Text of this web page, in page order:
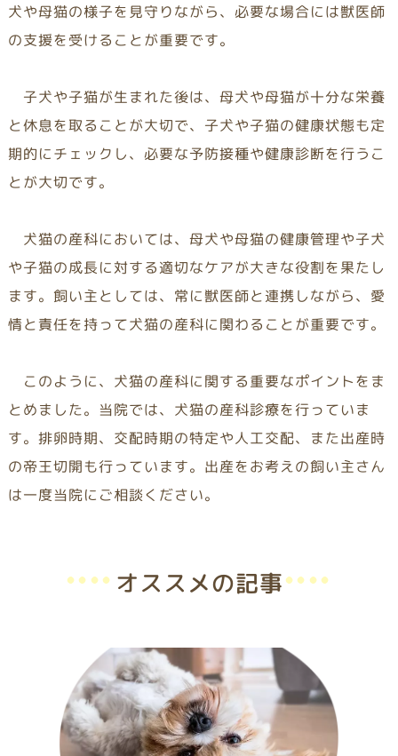
犬や母猫の様子を見守りながら、必要な場合には獣医師
の支援を受けることが重要です。
子犬や子猫が生まれた後は、母犬や母猫が十分な栄養
と休息を取ることが大切で、子犬や子猫の健康状態も定
期的にチェックし、必要な予防接種や健康診断を行うこ
とが大切です。
犬猫の産科においては、母犬や母猫の健康管理や子犬
や子猫の成長に対する適切なケアが大きな役割を果たし
ます。飼い主としては、常に獣医師と連携しながら、愛
情と責任を持って犬猫の産科に関わることが重要です。
このように、犬猫の産科に関する重要なポイントをま
とめました。当院では、犬猫の産科診療を行っていま
す。排卵時期、交配時期の特定や人工交配、また出産時
の帝王切開も行っています。出産をお考えの飼い主さん
は一度当院にご相談ください。
オススメの記事